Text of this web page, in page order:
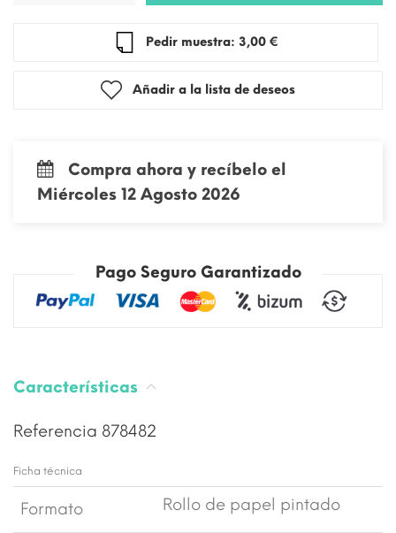
Pedir muestra: 3,00 €
Añadir a la lista de deseos
Compra ahora y recíbelo el
Miércoles 12 Agosto 2026
Pago Seguro Garantizado
Características
Referencia 878482
Ficha técnica
Formato Rollo de papel pintado